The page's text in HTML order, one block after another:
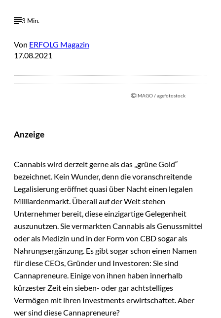
3 Min.
Von ERFOLG Magazin
17.08.2021
©IMAGO / agefotostock
Anzeige
Cannabis wird derzeit gerne als das „grüne Gold“
bezeichnet. Kein Wunder, denn die voranschreitende
Legalisierung eröffnet quasi über Nacht einen legalen
Milliardenmarkt. Überall auf der Welt stehen
Unternehmer bereit, diese einzigartige Gelegenheit
auszunutzen. Sie vermarkten Cannabis als Genussmittel
oder als Medizin und in der Form von CBD sogar als
Nahrungsergänzung. Es gibt sogar schon einen Namen
für diese CEOs, Gründer und Investoren: Sie sind
Cannapreneure. Einige von ihnen haben innerhalb
kürzester Zeit ein sieben- oder gar achtstelliges
Vermögen mit ihren Investments erwirtschaftet. Aber
wer sind diese Cannapreneure?